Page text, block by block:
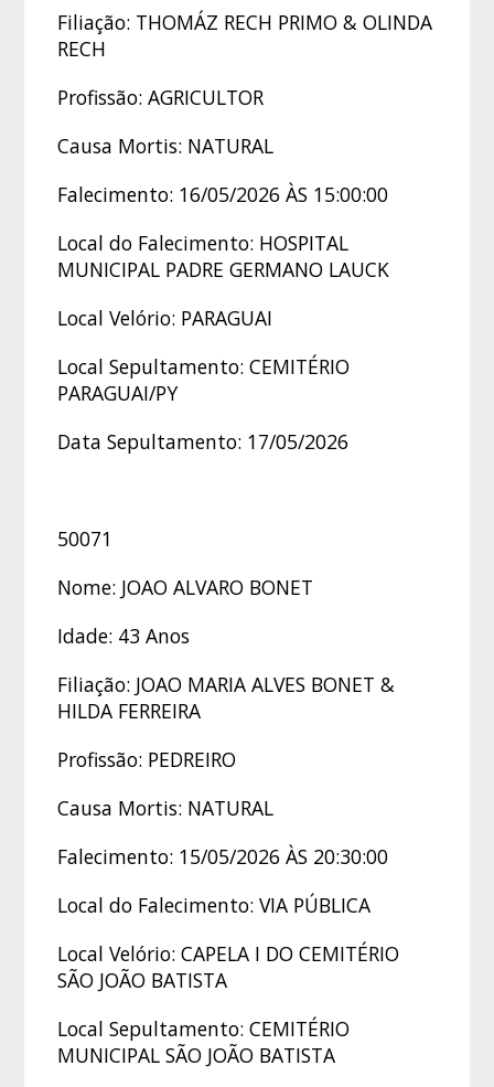
Filiação: THOMÁZ RECH PRIMO & OLINDA
RECH
Profissão: AGRICULTOR
Causa Mortis: NATURAL
Falecimento: 16/05/2026 ÀS 15:00:00
Local do Falecimento: HOSPITAL
MUNICIPAL PADRE GERMANO LAUCK
Local Velório: PARAGUAI
Local Sepultamento: CEMITÉRIO
PARAGUAI/PY
Data Sepultamento: 17/05/2026
50071
Nome: JOAO ALVARO BONET
Idade: 43 Anos
Filiação: JOAO MARIA ALVES BONET &
HILDA FERREIRA
Profissão: PEDREIRO
Causa Mortis: NATURAL
Falecimento: 15/05/2026 ÀS 20:30:00
Local do Falecimento: VIA PÚBLICA
Local Velório: CAPELA I DO CEMITÉRIO
SÃO JOÃO BATISTA
Local Sepultamento: CEMITÉRIO
MUNICIPAL SÃO JOÃO BATISTA